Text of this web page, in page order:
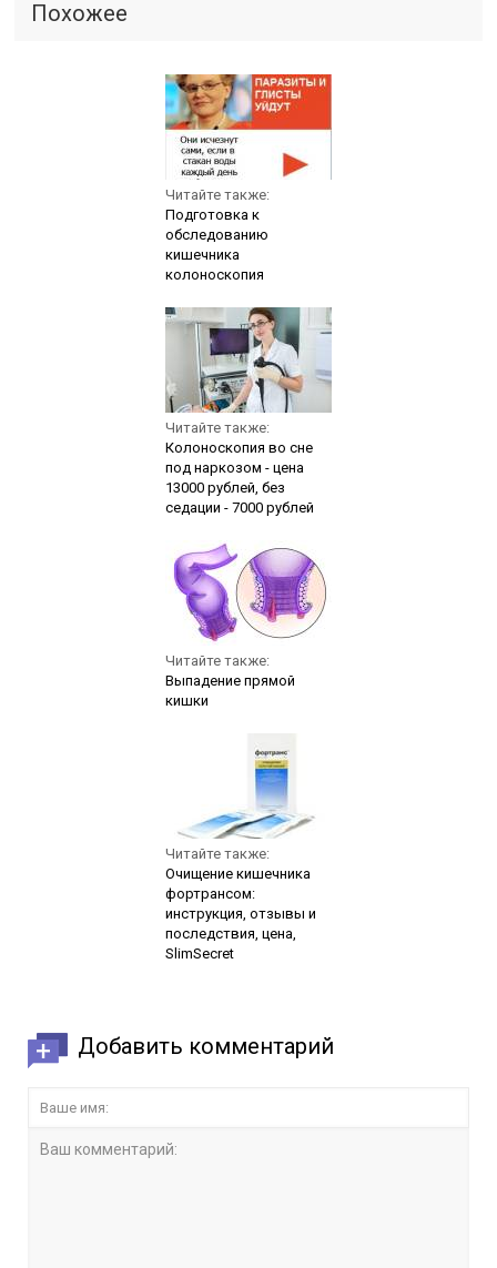
Похожее
Читайте также:
Подготовка к
обследованию
кишечника
колоноскопия
Читайте также:
Колоноскопия во сне
под наркозом - цена
13000 рублей, без
седации - 7000 рублей
Читайте также:
Выпадение прямой
кишки
Читайте также:
Очищение кишечника
фортрансом:
инструкция, отзывы и
последствия, цена,
SlimSecret
Добавить комментарий